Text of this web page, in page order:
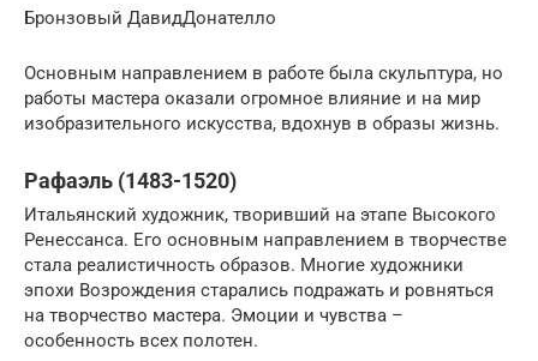
Бронзовый ДавидДонателло
Основным направлением в работе была скульптура, но
работы мастера оказали огромное влияние и на мир
изобразительного искусства, вдохнув в образы жизнь.
Рафаэль (1483-1520)
Итальянский художник, творивший на этапе Высокого
Ренессанса. Его основным направлением в творчестве
стала реалистичность образов. Многие художники
эпохи Возрождения старались подражать и ровняться
на творчество мастера. Эмоции и чувства –
особенность всех полотен.